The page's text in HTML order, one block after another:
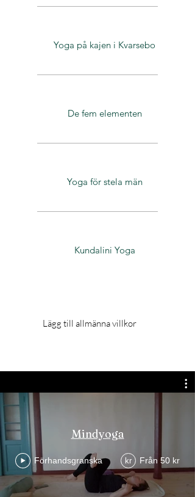
Lägg till allmänna villkor
Yoga på kajen i Kvarsebo
De fem elementen
Yoga för stela män
Kundalini Yoga
Mindyoga
Förhandsgranska kr Från 50 kr